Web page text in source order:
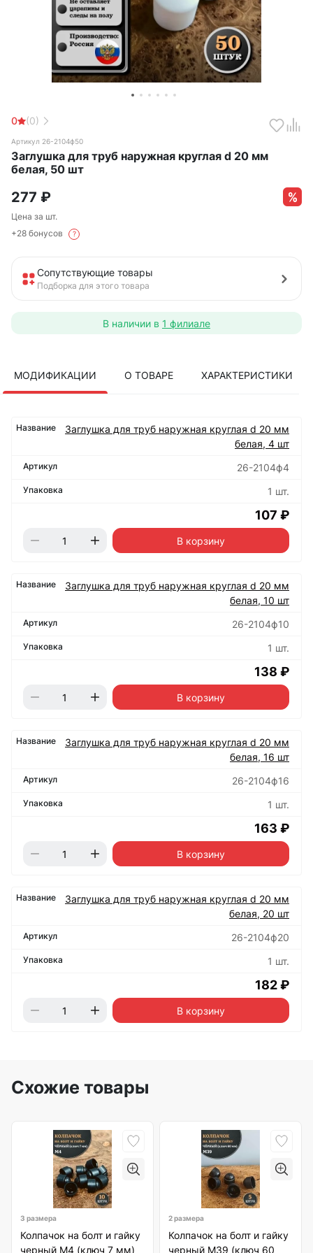
0 (0)
Артикул 26-2104ф50
Заглушка для труб наружная круглая d 20 мм
белая, 50 шт
277 ₽
Цена за шт.
+28 бонусов
?
Сопутствующие товары
Подборка для этого товара
В наличии в 1 филиале
МОДИФИКАЦИИ О ТОВАРЕ ХАРАКТЕРИСТИКИ
Заглушка для труб наружная круглая d 20 мм
белая, 4 шт
26-2104ф4
1 шт.
107 ₽
В корзину
Заглушка для труб наружная круглая d 20 мм
белая, 10 шт
26-2104ф10
1 шт.
138 ₽
В корзину
Заглушка для труб наружная круглая d 20 мм
белая, 16 шт
26-2104ф16
1 шт.
163 ₽
В корзину
Заглушка для труб наружная круглая d 20 мм
белая, 20 шт
26-2104ф20
1 шт.
182 ₽
В корзину
Схожие товары
3 размера
Колпачок на болт и гайку
черный M4 (ключ 7 мм)
2 размера
Колпачок на болт и гайку
черный M39 (ключ 60